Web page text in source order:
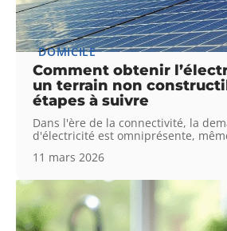
DOMICILE
Comment obtenir
un terrain non
étapes à suivre
Dans l'ère de la connectivité, la
d'électricité est omniprésente,
11 mars 2026